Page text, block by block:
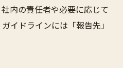
内の責任者や必要に応じて
イドラインには「報告先」